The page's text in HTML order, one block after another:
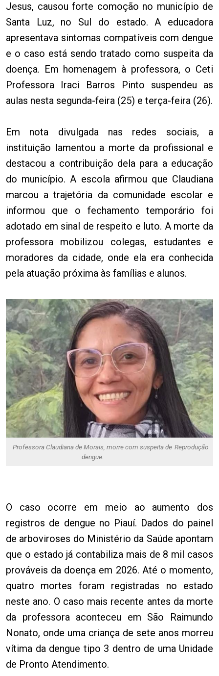
Jesus, causou forte comoção no município de
Santa Luz, no Sul do estado. A educadora
apresentava sintomas compatíveis com dengue
e o caso está sendo tratado como suspeita da
doença. Em homenagem à professora, o Ceti
Professora Iraci Barros Pinto suspendeu as
aulas nesta segunda-feira (25) e terça-feira (26).
Em nota divulgada nas redes sociais, a
instituição lamentou a morte da profissional e
destacou a contribuição dela para a educação
do município. A escola afirmou que Claudiana
marcou a trajetória da comunidade escolar e
informou que o fechamento temporário foi
adotado em sinal de respeito e luto. A morte da
professora mobilizou colegas, estudantes e
moradores da cidade, onde ela era conhecida
pela atuação próxima às famílias e alunos.
Professora Claudiana de Morais, morre com suspeita de
dengue.
Reprodução
O caso ocorre em meio ao aumento dos
registros de dengue no Piauí. Dados do painel
de arboviroses do Ministério da Saúde apontam
que o estado já contabiliza mais de 8 mil casos
prováveis da doença em 2026. Até o momento,
quatro mortes foram registradas no estado
neste ano. O caso mais recente antes da morte
da professora aconteceu em São Raimundo
Nonato, onde uma criança de sete anos morreu
vítima da dengue tipo 3 dentro de uma Unidade
de Pronto Atendimento.